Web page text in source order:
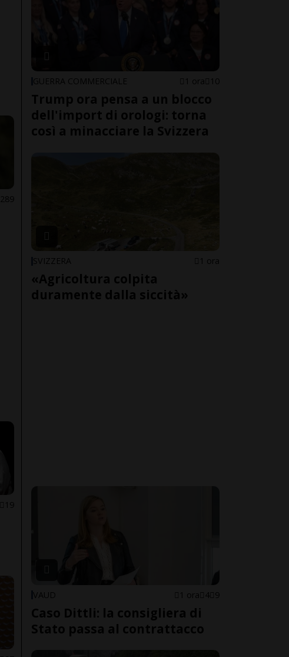
289
19
GUERRA COMMERCIALE 1 ora 10
Trump ora pensa a un blocco
dell'import di orologi: torna
così a minacciare la Svizzera
SVIZZERA 1 ora
«Agricoltura colpita
duramente dalla siccità»
VAUD 1 ora 4 9
Caso Dittli: la consigliera di
Stato passa al contrattacco